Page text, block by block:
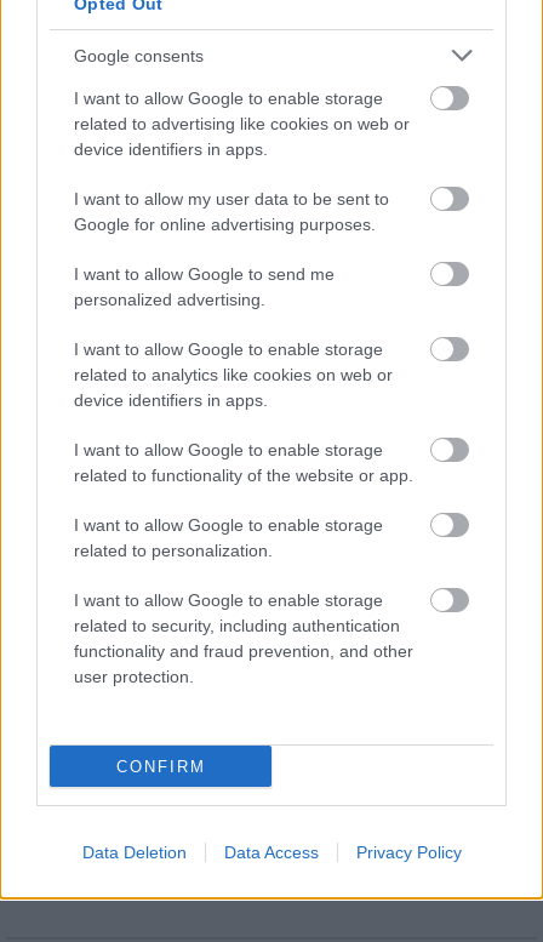
Google consents
I want to allow Google to enable storage
related to advertising like cookies on web or
device identifiers in apps.
I want to allow my user data to be sent to
Google for online advertising purposes.
I want to allow Google to send me
personalized advertising.
I want to allow Google to enable storage
related to analytics like cookies on web or
device identifiers in apps.
I want to allow Google to enable storage
related to functionality of the website or app.
I want to allow Google to enable storage
related to personalization.
I want to allow Google to enable storage
related to security, including authentication
functionality and fraud prevention, and other
user protection.
CONFIRM
Data Deletion Data Access Privacy Policy
HÍRLEVÉL
E-mail cím
Feliratkozom a hírlevélre és elfogadom az
adatvédelmi
szabályzatot!
FELIRATKOZÁS
LEGFRISSEBB
Székesfehérvár ismét a királyok
városává válik: hamarosan kezdődnek a
Országos hírek
Nem az üres, hanem az okosan működő
Országos hírek